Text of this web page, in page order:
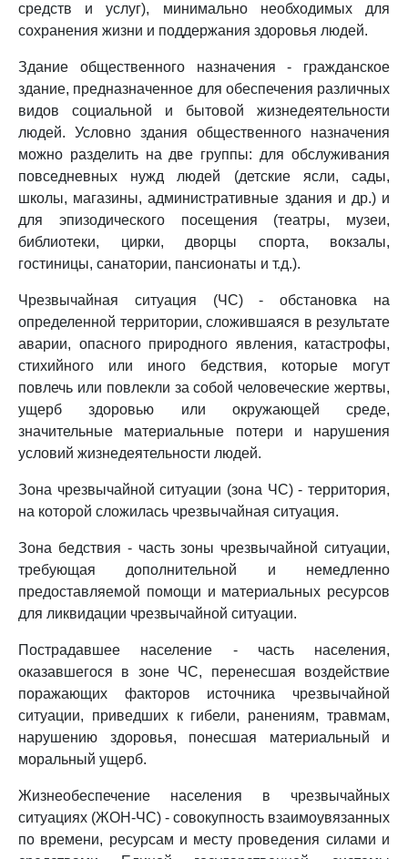
средств и услуг), минимально необходимых для
сохранения жизни и поддержания здоровья людей.
Здание общественного назначения - гражданское
здание, предназначенное для обеспечения различных
видов социальной и бытовой жизнедеятельности
людей. Условно здания общественного назначения
можно разделить на две группы: для обслуживания
повседневных нужд людей (детские ясли, сады,
школы, магазины, административные здания и др.) и
для эпизодического посещения (театры, музеи,
библиотеки, цирки, дворцы спорта, вокзалы,
гостиницы, санатории, пансионаты и т.д.).
Чрезвычайная ситуация (ЧС) - обстановка на
определенной территории, сложившаяся в результате
аварии, опасного природного явления, катастрофы,
стихийного или иного бедствия, которые могут
повлечь или повлекли за собой человеческие жертвы,
ущерб здоровью или окружающей среде,
значительные материальные потери и нарушения
условий жизнедеятельности людей.
Зона чрезвычайной ситуации (зона ЧС) - территория,
на которой сложилась чрезвычайная ситуация.
Зона бедствия - часть зоны чрезвычайной ситуации,
требующая дополнительной и немедленно
предоставляемой помощи и материальных ресурсов
для ликвидации чрезвычайной ситуации.
Пострадавшее население - часть населения,
оказавшегося в зоне ЧС, перенесшая воздействие
поражающих факторов источника чрезвычайной
ситуации, приведших к гибели, ранениям, травмам,
нарушению здоровья, понесшая материальный и
моральный ущерб.
Жизнеобеспечение населения в чрезвычайных
ситуациях (ЖОН-ЧС) - совокупность взаимоувязанных
по времени, ресурсам и месту проведения силами и